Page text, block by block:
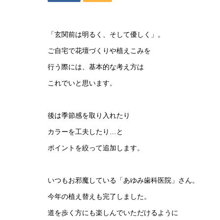
「玄関前は明るく、そして優しく」。
ご自宅で花壇づくりや植えこみを
行う際には、基本的な考え方は
これでいと思います。
後は季節感を取り入れたり
カラーを工夫したり…と
ポイントを絞って追加します。
いつもお邪魔している「あゆみ歯科医院」さん。
今年の植え替えも完了しました。
道を歩く方にも楽しんでいただけるように